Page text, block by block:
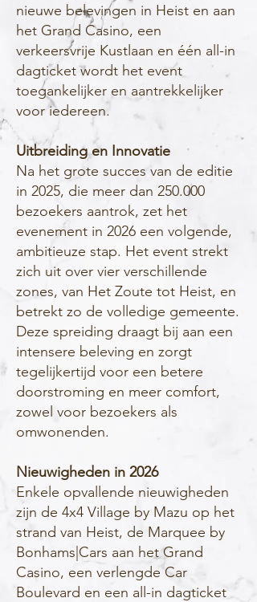
nieuwe belevingen in Heist en aan
het Grand Casino, een
verkeersvrije Kustlaan en één all-in
dagticket wordt het event
toegankelijker en aantrekkelijker
voor iedereen.
Uitbreiding en Innovatie
Na het grote succes van de editie
in 2025, die meer dan 250.000
bezoekers aantrok, zet het
evenement in 2026 een volgende,
ambitieuze stap. Het event strekt
zich uit over vier verschillende
zones, van Het Zoute tot Heist, en
betrekt zo de volledige gemeente.
Deze spreiding draagt bij aan een
intensere beleving en zorgt
tegelijkertijd voor een betere
doorstroming en meer comfort,
zowel voor bezoekers als
omwonenden.
Nieuwigheden in 2026
Enkele opvallende nieuwigheden
zijn de 4x4 Village by Mazu op het
strand van Heist, de Marquee by
Bonhams|Cars aan het Grand
Casino, een verlengde Car
Boulevard en een all-in dagticket